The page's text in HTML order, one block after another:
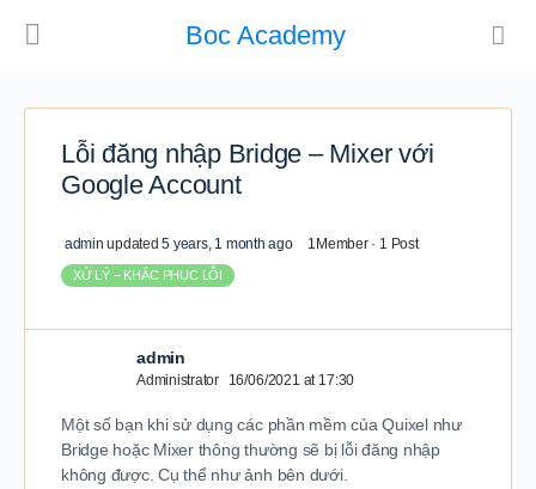
Boc Academy
Lỗi đăng nhập Bridge – Mixer với
Google Account
admin updated5 years, 1 month ago 1Member · 1 Post
XỬ LÝ – KHẮC PHỤC LỖI
admin
Administrator 16/06/2021 at 17:30
Một số bạn khi sử dụng các phần mềm của Quixel như
Bridge hoặc Mixer thông thường sẽ bị lỗi đăng nhập
không được. Cụ thể như ảnh bên dưới.